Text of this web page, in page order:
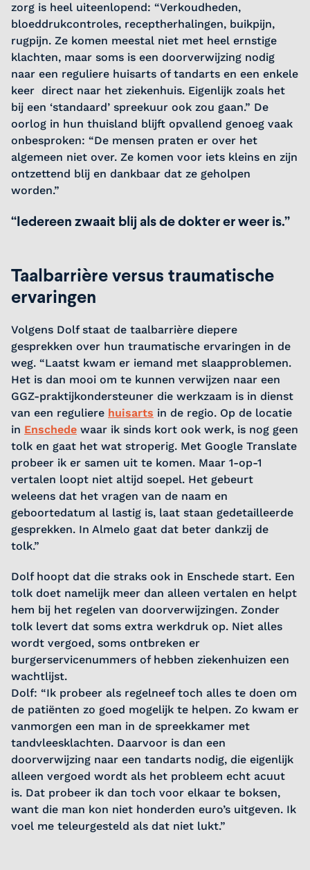
zorg is heel uiteenlopend: “Verkoudheden,
bloeddrukcontroles, receptherhalingen, buikpijn,
rugpijn. Ze komen meestal niet met heel ernstige
klachten, maar soms is een doorverwijzing nodig
naar een reguliere huisarts of tandarts en een enkele
keer direct naar het ziekenhuis. Eigenlijk zoals het
bij een ‘standaard’ spreekuur ook zou gaan.” De
oorlog in hun thuisland blijft opvallend genoeg vaak
onbesproken: “De mensen praten er over het
algemeen niet over. Ze komen voor iets kleins en zijn
ontzettend blij en dankbaar dat ze geholpen
worden.”
“Iedereen zwaait blij als de dokter er weer is.”
Taalbarrière versus traumatische
ervaringen
Volgens Dolf staat de taalbarrière diepere
gesprekken over hun traumatische ervaringen in de
weg. “Laatst kwam er iemand met slaapproblemen.
Het is dan mooi om te kunnen verwijzen naar een
GGZ-praktijkondersteuner die werkzaam is in dienst
van een reguliere huisarts in de regio. Op de locatie
in Enschede waar ik sinds kort ook werk, is nog geen
tolk en gaat het wat stroperig. Met Google Translate
probeer ik er samen uit te komen. Maar 1-op-1
vertalen loopt niet altijd soepel. Het gebeurt
weleens dat het vragen van de naam en
geboortedatum al lastig is, laat staan gedetailleerde
gesprekken. In Almelo gaat dat beter dankzij de
tolk.”
Dolf hoopt dat die straks ook in Enschede start. Een
tolk doet namelijk meer dan alleen vertalen en helpt
hem bij het regelen van doorverwijzingen. Zonder
tolk levert dat soms extra werkdruk op. Niet alles
wordt vergoed, soms ontbreken er
burgerservicenummers of hebben ziekenhuizen een
wachtlijst.
Dolf: “Ik probeer als regelneef toch alles te doen om
de patiënten zo goed mogelijk te helpen. Zo kwam er
vanmorgen een man in de spreekkamer met
tandvleesklachten. Daarvoor is dan een
doorverwijzing naar een tandarts nodig, die eigenlijk
alleen vergoed wordt als het probleem echt acuut
is. Dat probeer ik dan toch voor elkaar te boksen,
want die man kon niet honderden euro’s uitgeven. Ik
voel me teleurgesteld als dat niet lukt.”